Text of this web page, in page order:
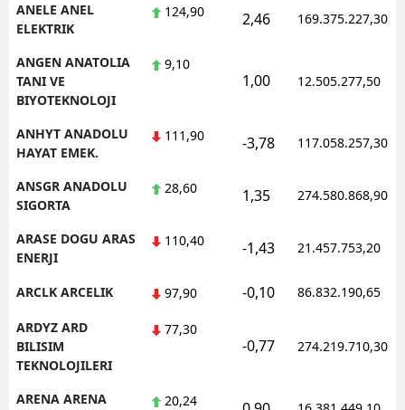
ANELE ANEL
ELEKTRIK
124,90 2,46 169.375.227,30
ANGEN ANATOLIA
TANI VE
BIYOTEKNOLOJI
9,10
1,00 12.505.277,50
ANHYT ANADOLU
HAYAT EMEK.
111,90 -3,78 117.058.257,30
ANSGR ANADOLU
SIGORTA
28,60 1,35 274.580.868,90
ARASE DOGU ARAS
ENERJI
110,40 -1,43 21.457.753,20
ARCLK ARCELIK 97,90 -0,10 86.832.190,65
ARDYZ ARD
BILISIM
TEKNOLOJILERI
77,30
-0,77 274.219.710,30
ARENA ARENA
20,24